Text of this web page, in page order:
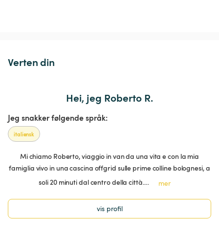
Verten din
Hei, jeg Roberto R.
Jeg snakker følgende språk:
italiensk
Mi chiamo Roberto, viaggio in van da una vita e con la mia
famiglia vivo in una cascina offgrid sulle prime colline bolognesi, a
soli 20 minuti dal centro della città.…
mer
vis profil